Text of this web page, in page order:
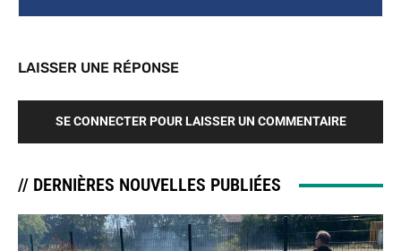
LAISSER UNE RÉPONSE
SE CONNECTER POUR LAISSER UN COMMENTAIRE
// DERNIÈRES NOUVELLES PUBLIÉES